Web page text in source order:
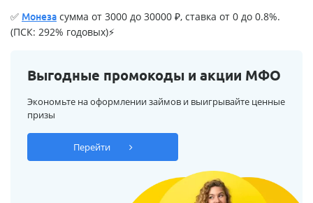
✅ Монеза сумма от 3000 до 30000 ₽, ставка от 0 до 0.8%.
(ПСК: 292% годовых)⚡
Выгодные промокоды и акции МФО
Экономьте на оформлении займов и выигрывайте ценные
призы
Перейти